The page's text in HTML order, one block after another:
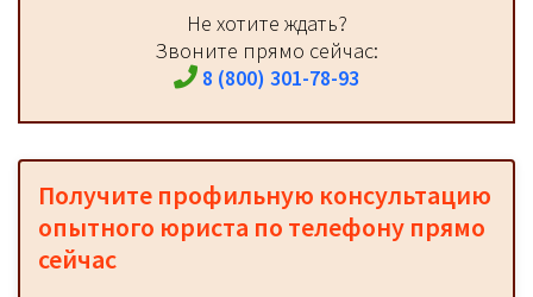
Не хотите ждать?
Звоните прямо сейчас:
8 (800) 301-78-93
Получите профильную консультацию
опытного юриста по телефону прямо
сейчас